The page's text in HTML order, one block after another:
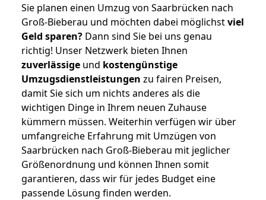
Sie planen einen Umzug von Saarbrücken nach
Groß-Bieberau und möchten dabei möglichstviel
Geld sparen? Dann sind Sie bei uns genau
richtig! Unser Netzwerk bieten Ihnen
zuverlässige und kostengünstige
Umzugsdienstleistungen zu fairen Preisen,
damit Sie sich um nichts anderes als die
wichtigen Dinge in Ihrem neuen Zuhause
kümmern müssen. Weiterhin verfügen wir über
umfangreiche Erfahrung mit Umzügen von
Saarbrücken nach Groß-Bieberau mit jeglicher
Größenordnung und können Ihnen somit
garantieren, dass wir für jedes Budget eine
passende Lösung finden werden.